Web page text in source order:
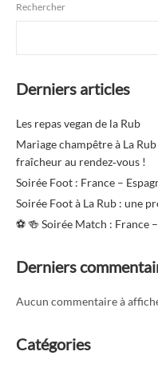
Rechercher
Derniers articles
Les repas vegan de la Rub
Mariage champêtre à La
fraîcheur au rendez‑vous !
Soirée Foot : France –
Soirée Foot à La Rub : une
⚽️ 🍻 Soirée Match : France
Derniers
Aucun commentaire à
Catégories